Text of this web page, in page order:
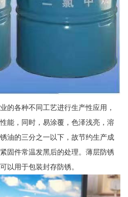
的各种不同工艺进行生产性应用，
能，同时，易涂覆，色泽浅亮，溶
油的三分之一以下，故节约生产成
固件常温发黑后的处理。薄层防锈
以用于包装封存防锈。